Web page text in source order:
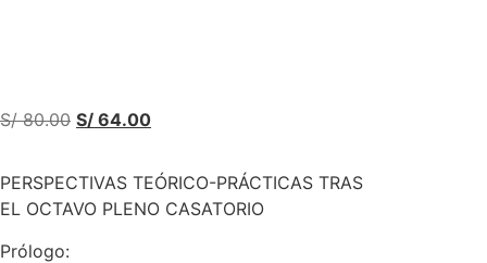
S/80.00 S/ 64.00
PERSPECTIVAS TEÓRICO-PRÁCTICAS TRAS
EL OCTAVO PLENO CASATORIO
Prólogo: